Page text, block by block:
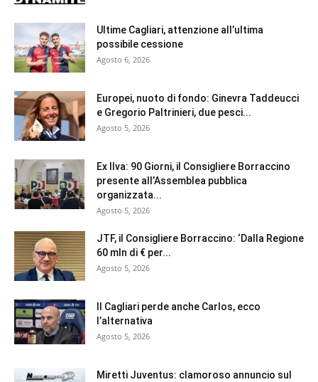
Ultime Cagliari, attenzione all’ultima
possibile cessione
Agosto 6, 2026
Europei, nuoto di fondo: Ginevra Taddeucci
e Gregorio Paltrinieri, due pesci...
Agosto 5, 2026
Ex Ilva: 90 Giorni, il Consigliere Borraccino
presente all’Assemblea pubblica
organizzata...
Agosto 5, 2026
JTF, il Consigliere Borraccino: ‘Dalla Regione
60 mln di € per...
Agosto 5, 2026
Il Cagliari perde anche Carlos, ecco
l’alternativa
Agosto 5, 2026
Miretti Juventus: clamoroso annuncio sul